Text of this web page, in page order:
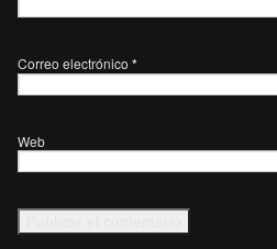
Correo electrónico *
Web